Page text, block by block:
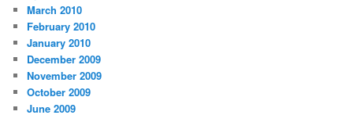
March 2010
February 2010
January 2010
December 2009
November 2009
October 2009
June 2009